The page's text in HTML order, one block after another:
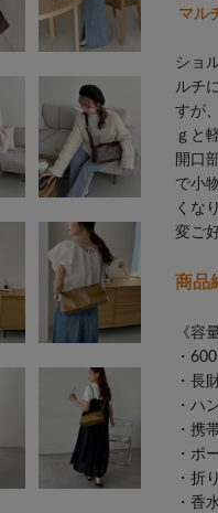
マル
ショ
ルチ
すが
ｇと
開口
で小
くな
変ご
商品
《容
・
・長
・ハ
・携
・ポ
・折
・香